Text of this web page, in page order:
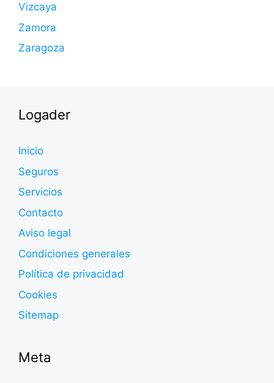
Vizcaya
Zamora
Zaragoza
Logader
Inicio
Seguros
Servicios
Contacto
Aviso legal
Condiciones generales
Política de privacidad
Cookies
Sitemap
Meta